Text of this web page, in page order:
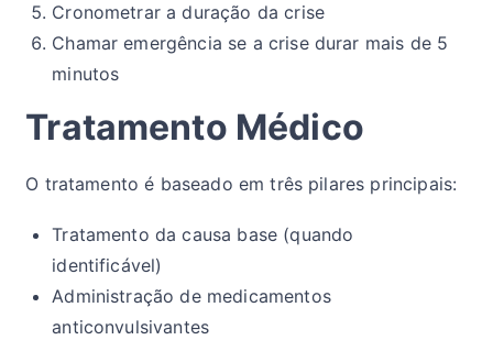
Cronometrar a duração da crise
Chamar emergência se a crise durar mais de 5
minutos
Tratamento Médico
O tratamento é baseado em três pilares principais:
Tratamento da causa base (quando
identificável)
Administração de medicamentos
anticonvulsivantes